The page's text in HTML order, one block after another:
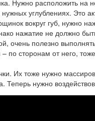
Нужно расположить
углублениях. Это
вокруг губ, нужно
нажатие не должно
очень полезно
по сторонам от него,
Их тоже нужно
Теперь нужно